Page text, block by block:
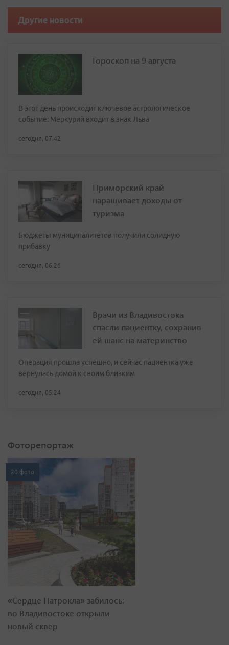
Другие новости
Гороскоп на 9 августа
В этот день происходит ключевое астрологическое
событие: Меркурий входит в знак Льва
сегодня, 07:42
Приморский край
наращивает доходы от
туризма
Бюджеты муниципалитетов получили солидную
прибавку
сегодня, 06:26
Врачи из Владивостока
спасли пациентку, сохранив
ей шанс на материнство
Операция прошла успешно, и сейчас пациентка уже
вернулась домой к своим близким
сегодня, 05:24
Фоторепортаж
20 фото
«Сердце Патрокла» забилось:
во Владивостоке открыли
новый сквер